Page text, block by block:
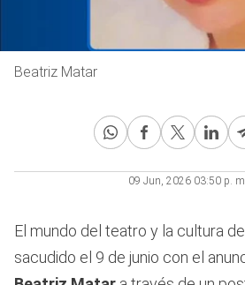
Beatriz Matar
09 Jun, 2026 03:50 p.
El mundo del teatro y la cultura
sacudido el 9 de junio con el